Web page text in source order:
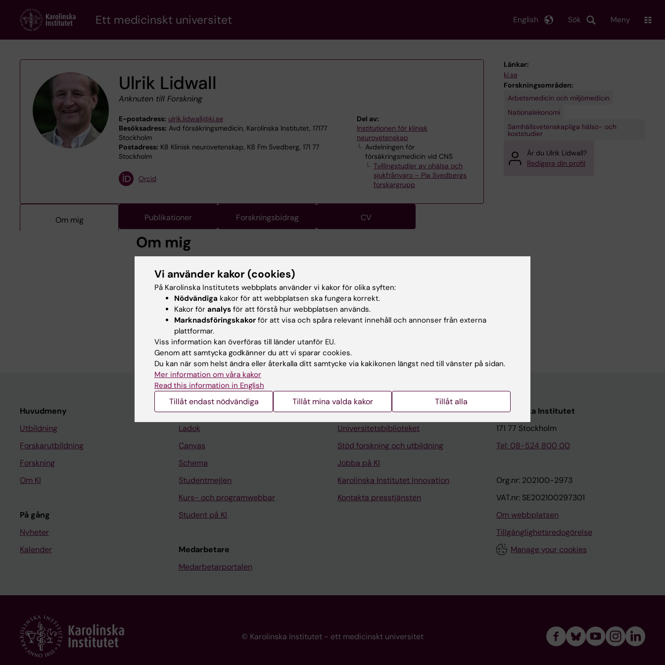
content
Ett medicinskt universitet Sök
English Meny
Ulrik Lidwall
Anknuten till Forskning
E-postadress: ulrik.lidwall@ki.se
Besöksadress: Avd försäkringsmedicin, Karolinska Institutet, 17177
Stockholm
Postadress: K8 Klinisk neurovetenskap, K8 Fm Svedberg, 171 77
Stockholm
Del av:
Institutionen för klinisk
neurovetenskap
Avdelningen för
försäkringsmedicin vid CNS
Tvillingstudier av ohälsa och
sjukfrånvaro – Pia Svedbergs
forskargrupp
Orcid
Om mig Publikationer Forskningsbidrag CV
Om mig
Lennmalms pris för bästa försäkringsmedicinska avhandling av Svenska
läkarsällskapet 2011
Ekonomlinjen vid Stockholms Universitet, inriktning: Samhällsekonomiskt
utredningsarbete 1991
Fil kand i Sociologi Stockholms Universitet 2002
Med dr i medicinsk vetenskap, Karolinska Institutet 2010, avhandling:
“Long-Term Sickness Absence. Aspects of Society, Work, and Family”
Länkar:
ki.se
Forskningsområden:
Arbetsmedicin och miljömedicin
Nationalekonomi
Samhällsvetenskapliga hälso- och
koststudier
Är du Ulrik Lidwall?
Redigera din profil
Huvudmeny
Utbildning
Forskarutbildning
Forskning
Om KI
På gång
Nyheter
Kalender
Student
Ladok
Canvas
Schema
Studentmejlen
Kurs- och programwebbar
Student på KI
Medarbetare
Medarbetarportalen
Kontakta och besök KI
Universitetsbiblioteket
Stöd forskning och utbildning
Jobba på KI
Karolinska Institutet Innovation
Kontakta presstjänsten
Karolinska Institutet
171 77 Stockholm
Tel: 08-524 800 00
Org.nr: 202100-2973
VAT.nr: SE202100297301
Om webbplatsen
Tillgänglighetsredogörelse
Manage your cookies
© Karolinska Institutet - ett medicinskt universitet
Vi använder kakor (cookies)
På Karolinska Institutets webbplats använder vi kakor för olika syften:
Nödvändiga kakor för att webbplatsen ska fungera korrekt.
Kakor för analys för att förstå hur webbplatsen används.
Marknadsföringskakor för att visa och spåra relevant innehåll och annonser från externa
plattformar.
Viss information kan överföras till länder utanför EU.
Genom att samtycka godkänner du att vi sparar cookies.
Du kan när som helst ändra eller återkalla ditt samtycke via kakikonen längst ned till vänster på sidan.
Mer information om våra kakor
Read this information in English
Tillåt endast nödvändiga Tillåt mina valda kakor Tillåt alla